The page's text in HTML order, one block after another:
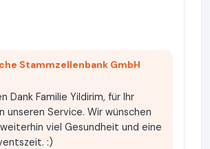
Stammzellenbank GmbH
Dank Familie Yildirim, für Ihr
unseren Service. Wir wünschen
viel Gesundheit und eine
:)